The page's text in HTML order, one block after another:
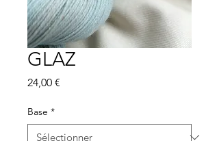
GLAZ
24,00 €
Base *